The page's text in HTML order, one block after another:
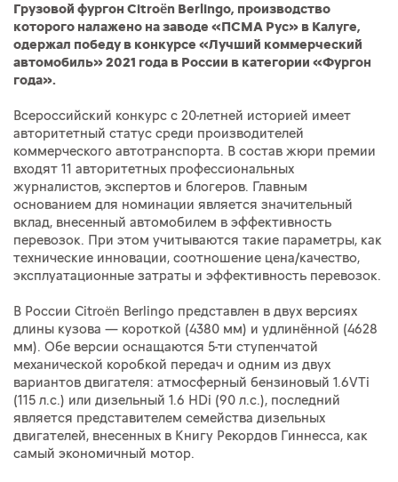
Грузовой фургон Citroën Berlingo, производство
которого налажено на заводе «ПСМА Рус» в Калуге,
одержал победу в конкурсе «Лучший коммерческий
автомобиль» 2021 года в России в категории «Фургон
года».
Всероссийский конкурс с 20-летней историей имеет
авторитетный статус среди производителей
коммерческого автотранспорта. В состав жюри премии
входят 11 авторитетных профессиональных
журналистов, экспертов и блогеров. Главным
основанием для номинации является значительный
вклад, внесенный автомобилем в эффективность
перевозок. При этом учитываются такие параметры, как
технические инновации, соотношение цена/качество,
эксплуатационные затраты и эффективность перевозок.
В России Citroën Berlingo представлен в двух версиях
длины кузова — короткой (4380 мм) и удлинённой (4628
мм). Обе версии оснащаются 5-ти ступенчатой
механической коробкой передач и одним из двух
вариантов двигателя: атмосферный бензиновый 1.6VTi
(115 л.с.) или дизельный 1.6 HDi (90 л.с.), последний
является представителем семейства дизельных
двигателей, внесенных в Книгу Рекордов Гиннесса, как
самый экономичный мотор.